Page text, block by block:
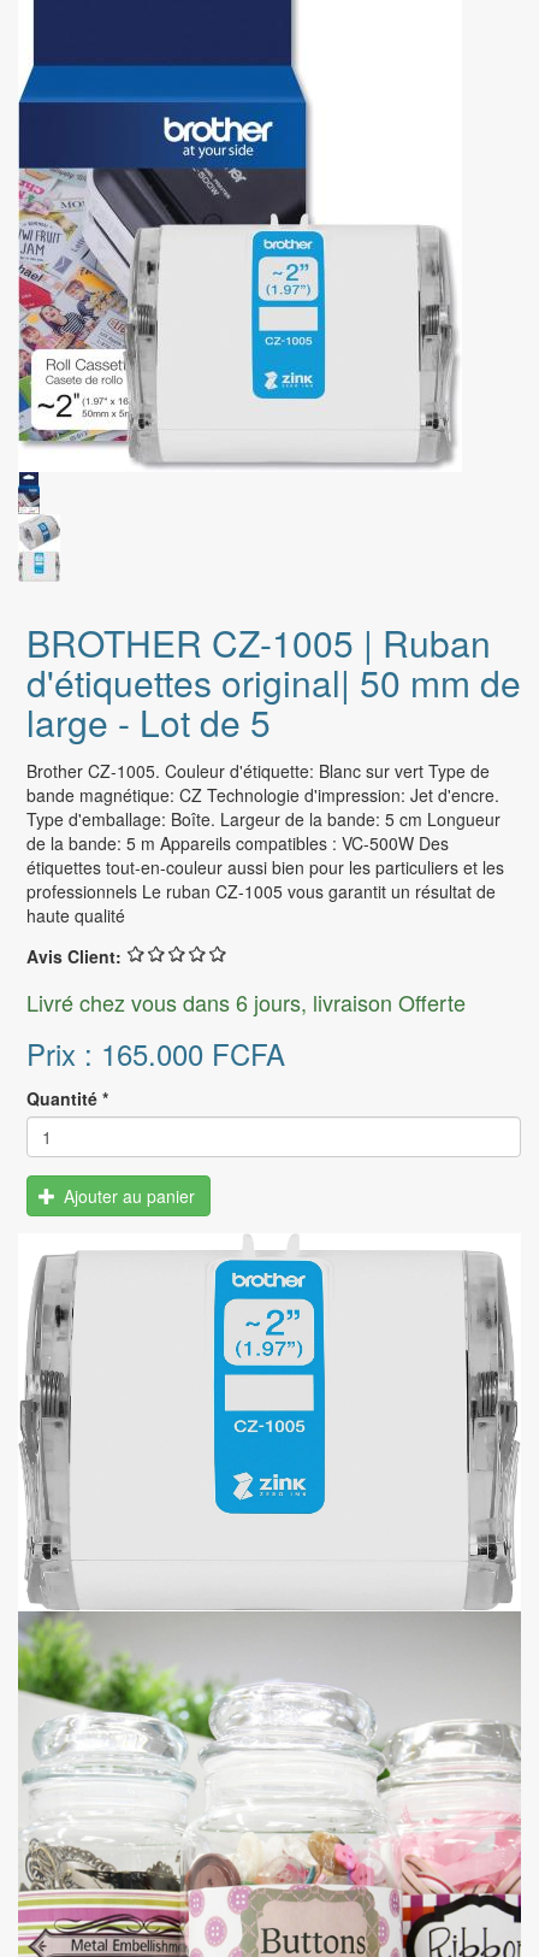
BROTHER CZ-1005 | Ruban
d'étiquettes original| 50 mm de
large - Lot de 5
Brother CZ-1005. Couleur d'étiquette: Blanc sur vert Type de
bande magnétique: CZ Technologie d'impression: Jet d'encre.
Type d'emballage: Boîte. Largeur de la bande: 5 cm Longueur
de la bande: 5 m Appareils compatibles : VC-500W Des
étiquettes tout-en-couleur aussi bien pour les particuliers et les
professionnels Le ruban CZ-1005 vous garantit un résultat de
haute qualité
Avis Client:
Livré chez vous dans 6 jours, livraison Offerte
Prix : 165.000 FCFA
Quantité *
Ajouter au panier